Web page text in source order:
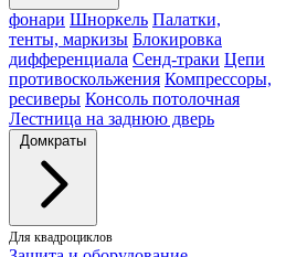
фонари Шноркель Палатки,
тенты, маркизы Блокировка
дифференциала Сенд-траки Цепи
противоскольжения Компрессоры,
ресиверы Консоль потолочная
Лестница на заднюю дверь
Домкраты
Для квадроциклов